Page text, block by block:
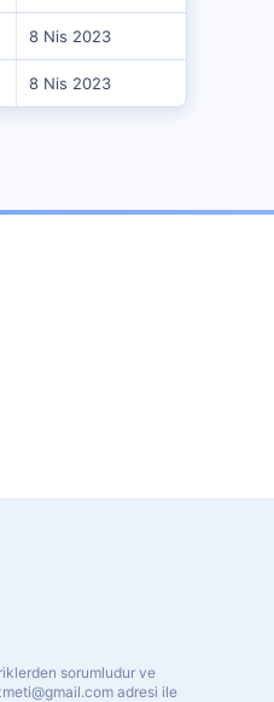
8 Nis 2023
8 Nis 2023
sorumludur ve
adresi ile